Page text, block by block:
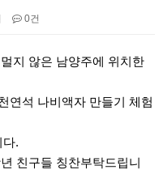
0건
지 않은 남양주에 위치한
연석 나비액자 만들기 체험
다.
친구들 칭찬부탁드립니